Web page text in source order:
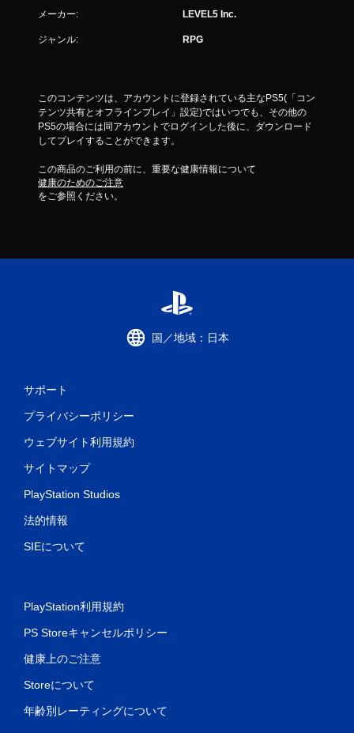
メーカー: LEVEL5 Inc.
ジャンル: RPG
このコンテンツは、アカウントに登録されている主なPS5(「コン
テンツ共有とオフラインプレイ」設定)ではいつでも、その他の
PS5の場合には同アカウントでログインした後に、ダウンロード
してプレイすることができます。
この商品のご利用の前に、重要な健康情報について
健康のためのご注意
をご参照ください。
国／地域：日本
サポート
プライバシーポリシー
ウェブサイト利用規約
サイトマップ
PlayStation Studios
法的情報
SIEについて
PlayStation利用規約
PS Storeキャンセルポリシー
健康上のご注意
Storeについて
年齢別レーティングについて